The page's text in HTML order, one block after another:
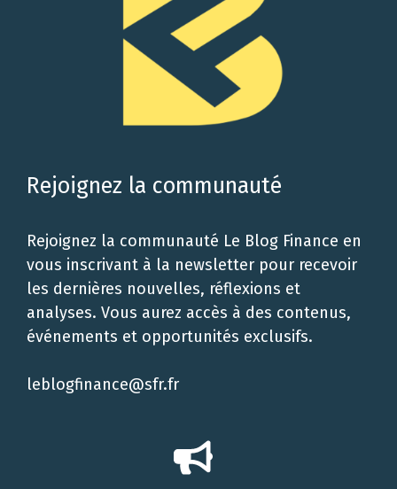
Rejoignez la communauté
Rejoignez la communauté Le Blog Finance en
vous inscrivant à la newsletter pour recevoir
les dernières nouvelles, réflexions et
analyses. Vous aurez accès à des contenus,
événements et opportunités exclusifs.
leblogfinance@sfr.fr